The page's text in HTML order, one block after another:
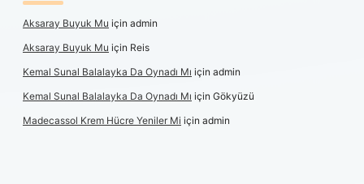
Aksaray Buyuk Mu için admin
Aksaray Buyuk Mu için Reis
Kemal Sunal Balalayka Da Oynadı Mı için admin
Kemal Sunal Balalayka Da Oynadı Mı için Gökyüzü
Madecassol Krem Hücre Yeniler Mi için admin